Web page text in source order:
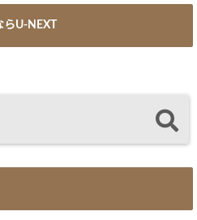
U-NEXT